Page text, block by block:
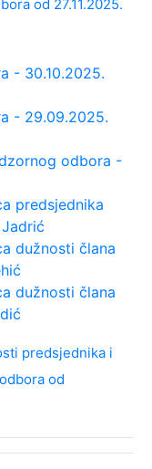
od 27.11.2025.
- 30.10.2025.
- 29.09.2025.
odbora -
predsjednika
dužnosti člana
dužnosti člana
predsjednika i
od